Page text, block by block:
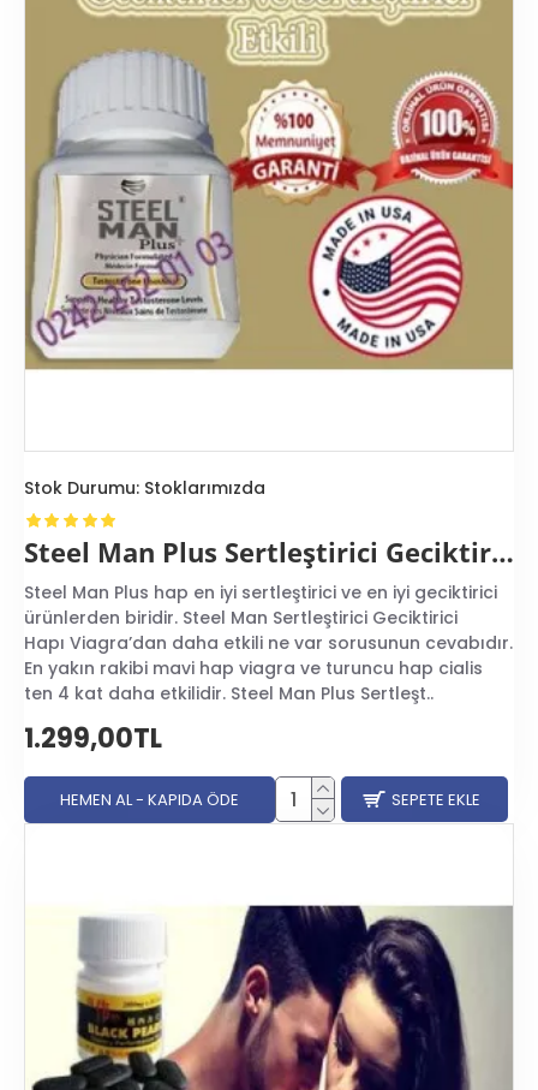
Stok Durumu: Stoklarımızda
Steel Man Plus Sertleştirici Geciktirici Hap
Steel Man Plus hap en iyi sertleştirici ve en iyi geciktirici
ürünlerden biridir. Steel Man Sertleştirici Geciktirici
Hapı Viagra’dan daha etkili ne var sorusunun cevabıdır.
En yakın rakibi mavi hap viagra ve turuncu hap cialis
ten 4 kat daha etkilidir. Steel Man Plus Sertleşt..
1.299,00TL
HEMEN AL - KAPIDA ÖDE SEPETE EKLE